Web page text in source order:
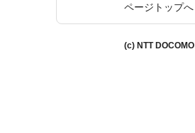
ページトップへ
(c) NTT DOCOMO